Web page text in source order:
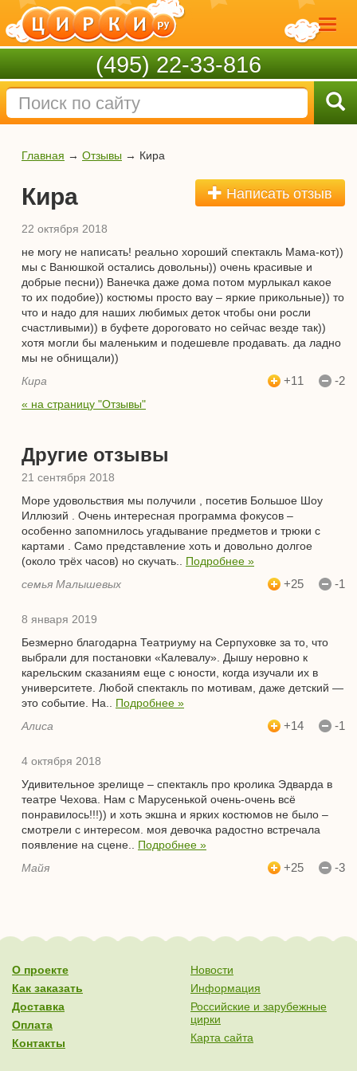
(495) 22-33-816
Главная → Отзывы → Кира
Написать отзыв
Кира
22 октября 2018
не могу не написать! реально хороший спектакль Мама-кот))
мы с Ванюшкой остались довольны)) очень красивые и
добрые песни)) Ванечка даже дома потом мурлыкал какое
то их подобие)) костюмы просто вау – яркие прикольные)) то
что и надо для наших любимых деток чтобы они росли
счастливыми)) в буфете дороговато но сейчас везде так))
хотя могли бы маленьким и подешевле продавать. да ладно
мы не обнищали))
Кира
+11 -2
« на страницу "Отзывы"
Другие отзывы
21 сентября 2018
Море удовольствия мы получили , посетив Большое Шоу
Иллюзий . Очень интересная программа фокусов –
особенно запомнилось угадывание предметов и трюки с
картами . Само представление хоть и довольно долгое
(около трёх часов) но скучать.. Подробнее »
семья Малышевых
+25 -1
8 января 2019
Безмерно благодарна Театриуму на Серпуховке за то, что
выбрали для постановки «Калевалу». Дышу неровно к
карельским сказаниям еще с юности, когда изучали их в
университете. Любой спектакль по мотивам, даже детский —
это событие. На.. Подробнее »
Алиса
+14 -1
4 октября 2018
Удивительное зрелище – спектакль про кролика Эдварда в
театре Чехова. Нам с Марусенькой очень-очень всё
понравилось!!!)) и хоть экшна и ярких костюмов не было –
смотрели с интересом. моя девочка радостно встречала
появление на сцене.. Подробнее »
Майя
+25 -3
О проекте
Как заказать
Доставка
Оплата
Контакты
Новости
Информация
Российские и зарубежные
цирки
Карта сайта